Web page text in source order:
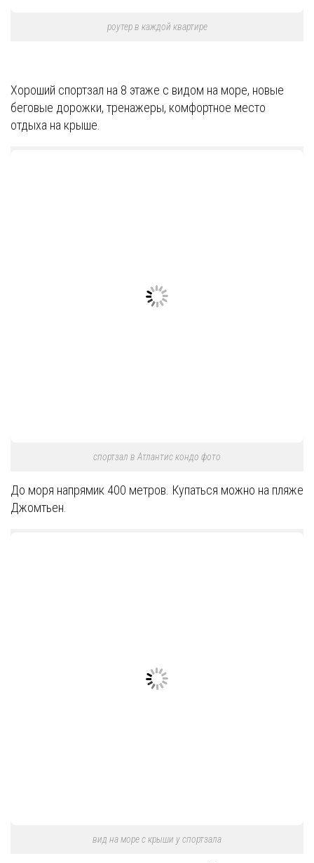
роутер в каждой квартире
Хороший спортзал на 8 этаже с видом на море, новые
беговые дорожки, тренажеры, комфортное место
отдыха на крыше.
спортзал в Атлантис кондо фото
До моря напрямик 400 метров. Купаться можно на пляже
Джомтьен.
вид на море с крыши у спортзала